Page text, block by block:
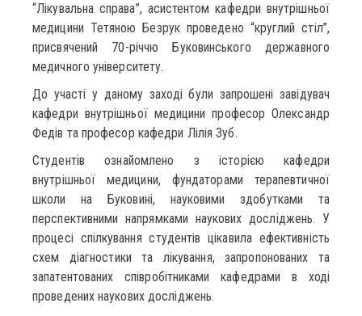
“Лікувальна справа”, асистентом кафедри внутрішньої
медицини Тетяною Безрук проведено “круглий стіл”,
присвячений 70-річчю Буковинського державного
медичного університету.
До участі у даному заході були запрошені завідувач
кафедри внутрішньої медицини професор Олександр
Федів та професор кафедри Лілія Зуб.
Студентів ознайомлено з історією кафедри
внутрішньої медицини, фундаторами терапевтичної
школи на Буковині, науковими здобутками та
перспективними напрямками наукових досліджень. У
процесі спілкування студентів цікавила ефективність
схем діагностики та лікування, запропонованих та
запатентованих співробітниками кафедрами в ході
проведених наукових досліджень.